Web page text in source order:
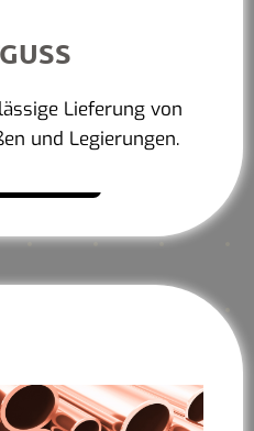
Lieferung von
und Legierungen.